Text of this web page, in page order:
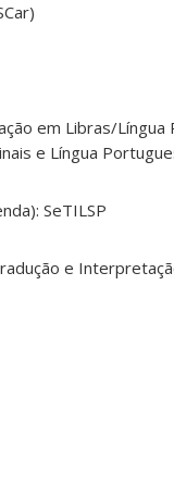
em Libras/Língua
e Língua
SeTILSP
e